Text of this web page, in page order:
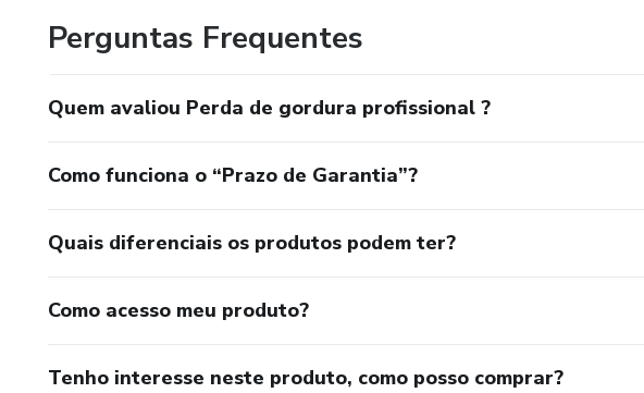
Perguntas Frequentes
Quem avaliou Perda de gordura profissional ?
Como funciona o “Prazo de Garantia”?
Quais diferenciais os produtos podem ter?
Como acesso meu produto?
Tenho interesse neste produto, como posso comprar?